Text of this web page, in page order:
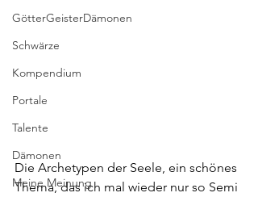
GötterGeisterDämonen
Schwärze
Kompendium
Portale
Talente
Dämonen
Meine Meinung
Die Archetypen der Seele, ein schönes
Thema, das ich mal wieder nur so Semi